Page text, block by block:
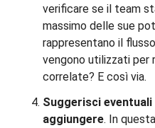
verificare se il team
massimo delle sue
rappresentano il
vengono utilizzati per
correlate? E così via.
Suggerisci
aggiungere. In